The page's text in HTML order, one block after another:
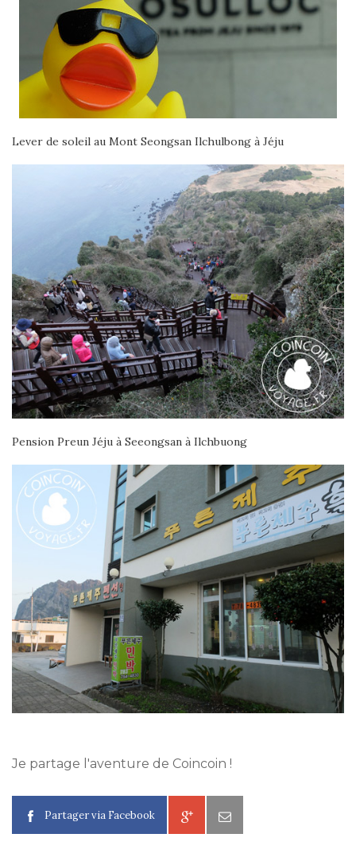
Lever de soleil au Mont Seongsan Ilchulbong à Jéju
Pension Preun Jéju à Seeongsan à Ilchbuong
Je partage l'aventure de Coincoin !
Partager via Facebook